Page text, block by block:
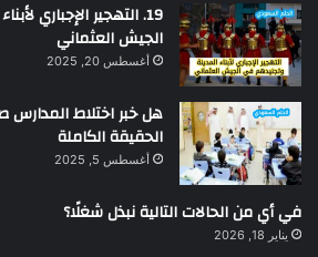
19. التهجير الإجباري
الجيش العثماني
أغسطس 20, 2025
هل خبر اختلاط
الحقيقة الكاملة
أغسطس 5, 2025
في أي من الحالات التالية نبذل شغلًا؟
يناير 18, 2026